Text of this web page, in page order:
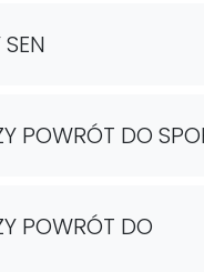
SEN
POWRÓT DO
POWRÓT DO